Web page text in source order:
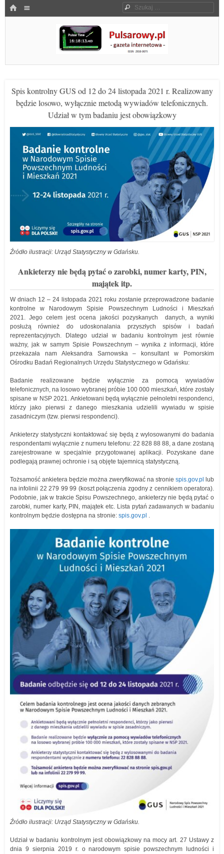
HOME Szukaj
Pulsarowy.pl
Spis kontrolny GUS od 12 do 24 listopada 2021 r. Realizowany
będzie losowo, wyłącznie metodą wywiadów telefonicznych.
Udział w tym badaniu jest obowiązkowy
Źródło ilustracji: Urząd Statystyczny w Gdańsku.
Ankieterzy nie będą pytać o zarobki, numer karty, PIN,
majątek itp.
W dniach 12 – 24 listopada 2021 roku zostanie przeprowadzone badanie
kontrolne w Narodowym Spisie Powszechnym Ludności i Mieszkań
2021. Jego celem jest ocena jakości pozyskanych danych, a wyniki
posłużą również do udoskonalania przyszłych spisów i badań
reprezentacyjnych. Dlatego udział w badaniu kontrolnym jest równie
ważny, jak w samym Spisie Powszechnym – wynika z informacji, które
przekazała nam Aleksandra Sarnowska – konsultant w Pomorskim
Ośrodku Badań Regionalnych Urzędu Statystycznego w Gdańsku:
Badanie realizowane będzie wyłącznie za pomocą wywiadów
telefonicznych, na losowo wybranej próbie 100 000 mieszkań, które zostały
spisane w NSP 2021. Ankietowani będą wyłącznie pełnoletni respondenci,
którzy jako pierwsi z danego mieszkania udzielili wywiadu w spisie
zasadniczym (tzw. pierwsi respondenci).
Ankieterzy statystyczni kontaktować się będą z wylosowanymi do badania
respondentami wyłącznie z numeru telefonu: 22 828 88 88, a dane zostaną
zarejestrowane w specjalnie przygotowanej aplikacji. Pozyskane dane
podlegają prawnej ochronie i są objęte tajemnicą statystyczną.
Tożsamość ankietera będzie można zweryfikować na stronie spis.gov.pl lub
na infolinii 22 279 99 99 (koszt połączenia zgodny z cennikiem operatora).
Podobnie, jak w trakcie Spisu Powszechnego, ankieterzy nie będą pytać o
zarobki, numer karty, PIN, majątek etc. Lista pytań zadawanych w badaniu
kontrolnym będzie dostępna na stronie: spis.gov.pl
Źródło ilustracji: Urząd Statystyczny w Gdańsku.
Udział w badaniu kontrolnym jest obowiązkowy na mocy art. 27 Ustawy z
dnia 9 sierpnia 2019 r. o narodowym spisie powszechnym ludności i